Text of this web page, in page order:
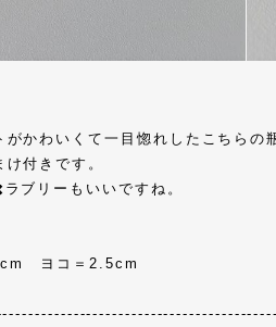
かわいくて一目惚れしたこちらの
付きです。
ブリーもいいですね。
ヨコ＝2.5cm